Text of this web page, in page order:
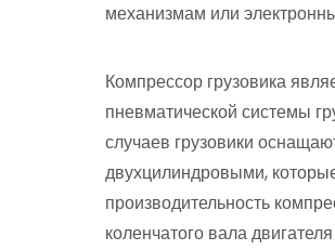
механизмам или
Компрессор грузовика
пневматической системы
случаев грузовики
двухцилиндровыми,
производительность
коленчатого вала